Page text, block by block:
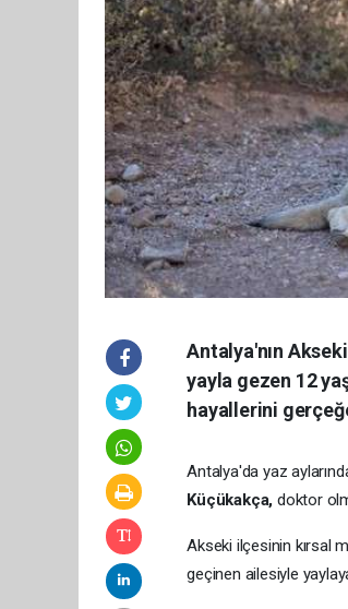
Antalya'nın
yayla gezen 12
hayallerini
Antalya'da yaz
Küçükakça, doktor
Akseki ilçesinin kırsal
geçinen ailesiyle